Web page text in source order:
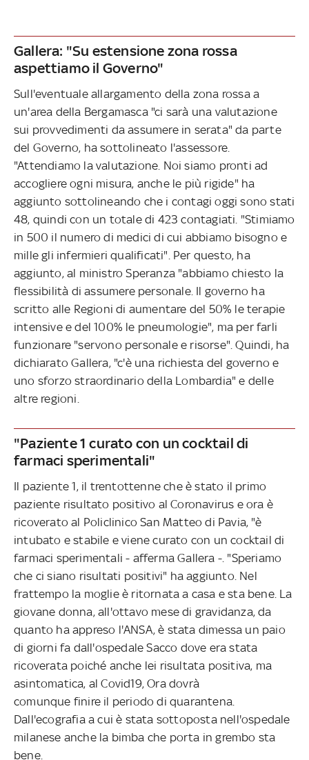
Gallera: "Su estensione zona rossa
aspettiamo il Governo"
Sull'eventuale allargamento della zona rossa a
un'area della Bergamasca "ci sarà una valutazione
sui provvedimenti da assumere in serata" da parte
del Governo, ha sottolineato l'assessore.
"Attendiamo la valutazione. Noi siamo pronti ad
accogliere ogni misura, anche le più rigide" ha
aggiunto sottolineando che i contagi oggi sono stati
48, quindi con un totale di 423 contagiati. "Stimiamo
in 500 il numero di medici di cui abbiamo bisogno e
mille gli infermieri qualificati". Per questo, ha
aggiunto, al ministro Speranza "abbiamo chiesto la
flessibilità di assumere personale. Il governo ha
scritto alle Regioni di aumentare del 50% le terapie
intensive e del 100% le pneumologie", ma per farli
funzionare "servono personale e risorse". Quindi, ha
dichiarato Gallera, "c'è una richiesta del governo e
uno sforzo straordinario della Lombardia" e delle
altre regioni.
"Paziente 1 curato con un cocktail di
farmaci sperimentali"
Il paziente 1, il trentottenne che è stato il primo
paziente risultato positivo al Coronavirus e ora è
ricoverato al Policlinico San Matteo di Pavia, "è
intubato e stabile e viene curato con un cocktail di
farmaci sperimentali - afferma Gallera -. "Speriamo
che ci siano risultati positivi" ha aggiunto. Nel
frattempo la moglie è ritornata a casa e sta bene. La
giovane donna, all'ottavo mese di gravidanza, da
quanto ha appreso l'ANSA, è stata dimessa un paio
di giorni fa dall'ospedale Sacco dove era stata
ricoverata poiché anche lei risultata positiva, ma
asintomatica, al Covid19, Ora dovrà
comunque finire il periodo di quarantena.
Dall'ecografia a cui è stata sottoposta nell'ospedale
milanese anche la bimba che porta in grembo sta
bene.